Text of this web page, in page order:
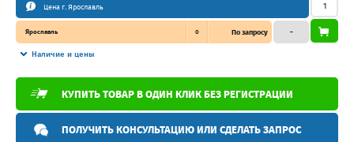
Цена г. Ярославль
Ярославль 0 По запросу
Наличие и цены
–
КУПИТЬ ТОВАР В ОДИН КЛИК БЕЗ РЕГИСТРАЦИИ
ПОЛУЧИТЬ КОНСУЛЬТАЦИЮ ИЛИ СДЕЛАТЬ ЗАПРОС